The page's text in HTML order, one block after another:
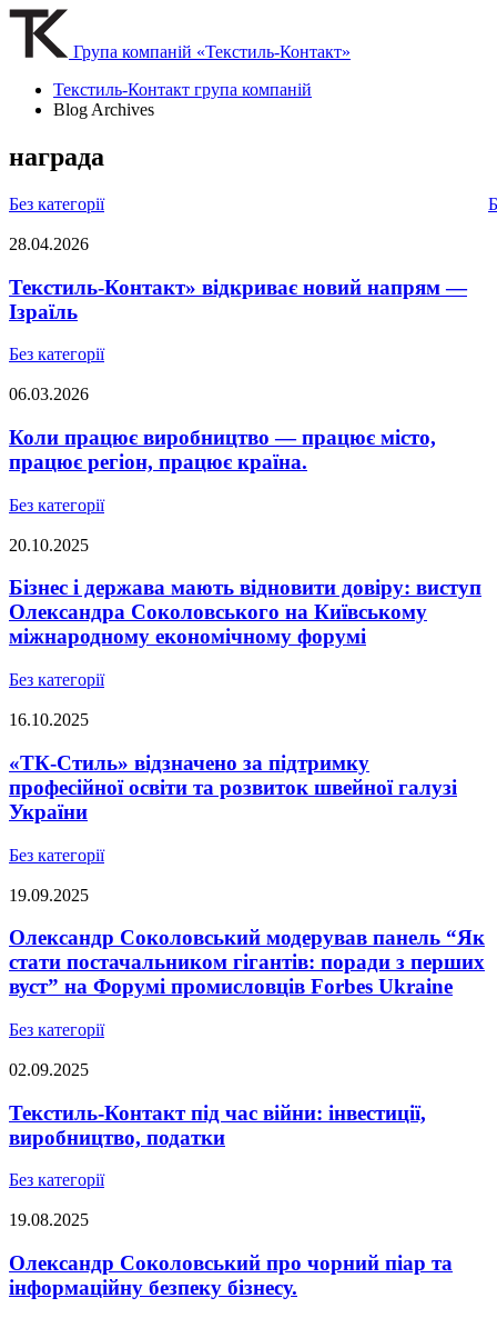
Група компаній «Текстиль-Контакт»
Текстиль-Контакт група компаній
Blog Archives
награда
Без категорії
28.04.2026
Текстиль-Контакт» відкриває новий напрям —
Ізраїль
Без категорії
06.03.2026
Коли працює виробництво — працює місто,
працює регіон, працює країна.
Без категорії
20.10.2025
Бізнес і держава мають відновити довіру: виступ
Олександра Соколовського на Київському
міжнародному економічному форумі
Без категорії
16.10.2025
«ТК-Стиль» відзначено за підтримку
професійної освіти та розвиток швейної галузі
України
Без категорії
19.09.2025
Олександр Соколовський модерував панель “Як
стати постачальником гігантів: поради з перших
вуст” на Форумі промисловців Forbes Ukraine
Без категорії
02.09.2025
Текстиль-Контакт під час війни: інвестиції,
виробництво, податки
Без категорії
19.08.2025
Олександр Соколовський про чорний піар та
інформаційну безпеку бізнесу.